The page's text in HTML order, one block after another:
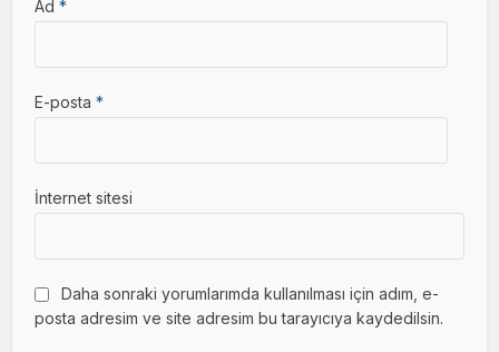
Ad*
E-posta*
İnternet sitesi
Daha sonraki yorumlarımda kullanılması için adım, e-
posta adresim ve site adresim bu tarayıcıya kaydedilsin.